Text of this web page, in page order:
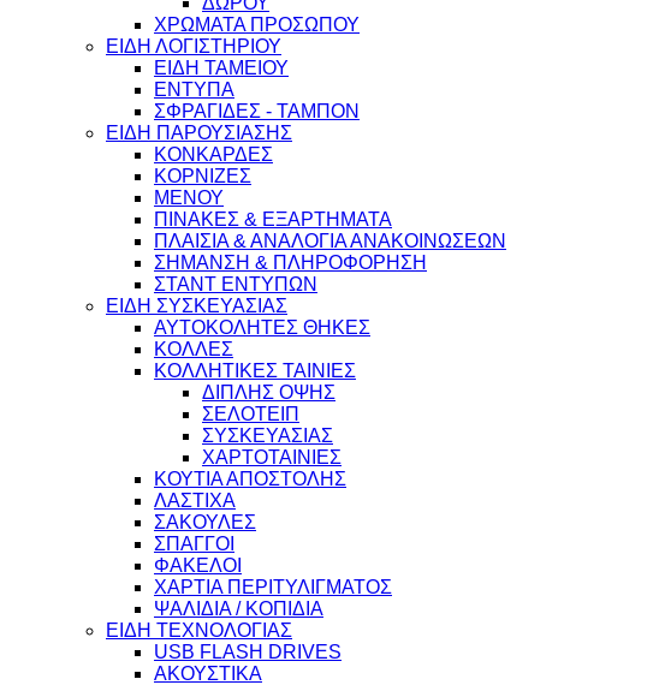
ΧΡΩΜΑΤΑ ΠΡΟΣΩΠΟΥ
ΕΙΔΗ ΛΟΓΙΣΤΗΡΙΟΥ
ΕΙΔΗ ΤΑΜΕΙΟΥ
ΕΝΤΥΠΑ
ΣΦΡΑΓΙΔΕΣ - ΤΑΜΠΟΝ
ΕΙΔΗ ΠΑΡΟΥΣΙΑΣΗΣ
ΚΟΝΚΑΡΔΕΣ
ΚΟΡΝΙΖΕΣ
ΜΕΝΟΥ
ΠΙΝΑΚΕΣ & ΕΞΑΡΤΗΜΑΤΑ
ΠΛΑΙΣΙΑ & ΑΝΑΛΟΓΙΑ ΑΝΑΚΟΙΝΩΣΕΩΝ
ΣΗΜΑΝΣΗ & ΠΛΗΡΟΦΟΡΗΣΗ
ΣΤΑΝΤ ΕΝΤΥΠΩΝ
ΕΙΔΗ ΣΥΣΚΕΥΑΣΙΑΣ
ΑΥΤΟΚΟΛΗΤΕΣ ΘΗΚΕΣ
ΚΟΛΛΕΣ
ΚΟΛΛΗΤΙΚΕΣ ΤΑΙΝΙΕΣ
ΔΙΠΛΗΣ ΟΨΗΣ
ΣΕΛΟΤΕΙΠ
ΣΥΣΚΕΥΑΣΙΑΣ
ΧΑΡΤΟΤΑΙΝΙΕΣ
ΚΟΥΤΙΑ ΑΠΟΣΤΟΛΗΣ
ΛΑΣΤΙΧΑ
ΣΑΚΟΥΛΕΣ
ΣΠΑΓΓΟΙ
ΦΑΚΕΛΟΙ
ΧΑΡΤΙΑ ΠΕΡΙΤΥΛΙΓΜΑΤΟΣ
ΨΑΛΙΔΙΑ / ΚΟΠΙΔΙΑ
ΕΙΔΗ ΤΕΧΝΟΛΟΓΙΑΣ
USB FLASH DRIVES
ΑΚΟΥΣΤΙΚΑ